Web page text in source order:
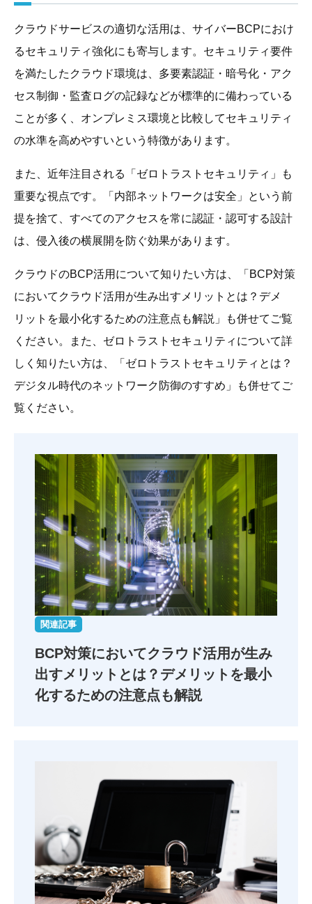
クラウドサービスの適切な活用は、サイバーBCPにおけ
るセキュリティ強化にも寄与します。セキュリティ要件
を満たしたクラウド環境は、多要素認証・暗号化・アク
セス制御・監査ログの記録などが標準的に備わっている
ことが多く、オンプレミス環境と比較してセキュリティ
の水準を高めやすいという特徴があります。
また、近年注目される「ゼロトラストセキュリティ」も
重要な視点です。「内部ネットワークは安全」という前
提を捨て、すべてのアクセスを常に認証・認可する設計
は、侵入後の横展開を防ぐ効果があります。
クラウドのBCP活用について知りたい方は、「BCP対策
においてクラウド活用が生み出すメリットとは？デメ
リットを最小化するための注意点も解説」も併せてご覧
ください。また、ゼロトラストセキュリティについて詳
しく知りたい方は、「ゼロトラストセキュリティとは？
デジタル時代のネットワーク防御のすすめ」も併せてご
覧ください。
関連記事
BCP対策においてクラウド活用が生み
出すメリットとは？デメリットを最小
化するための注意点も解説